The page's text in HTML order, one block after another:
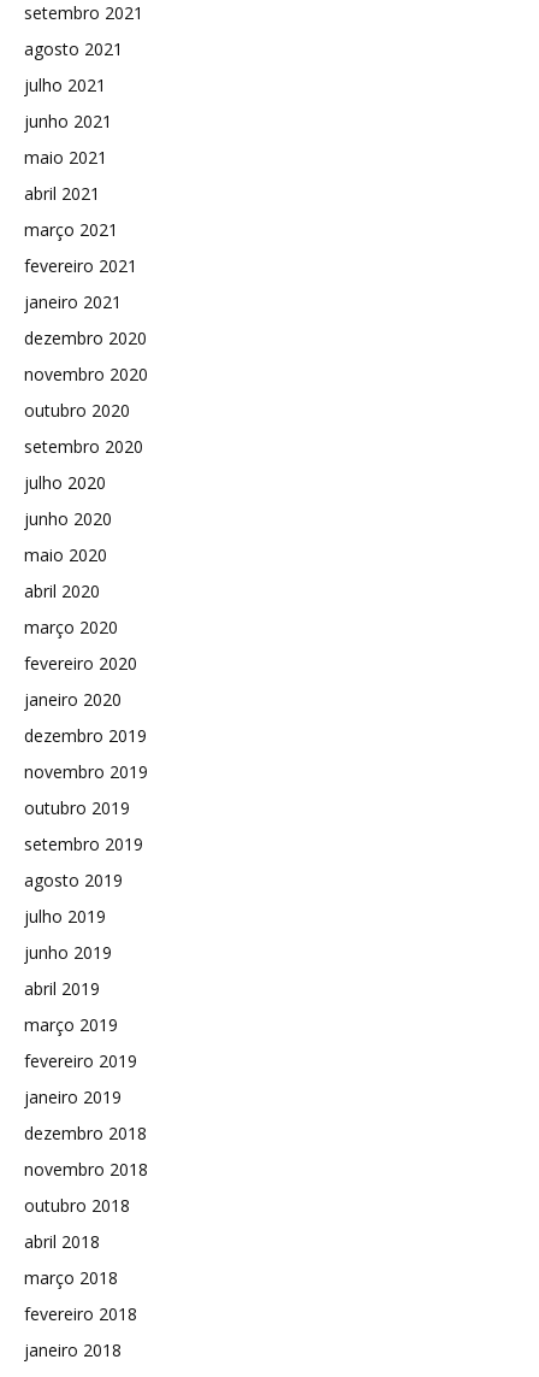
setembro 2021
agosto 2021
julho 2021
junho 2021
maio 2021
abril 2021
março 2021
fevereiro 2021
janeiro 2021
dezembro 2020
novembro 2020
outubro 2020
setembro 2020
julho 2020
junho 2020
maio 2020
abril 2020
março 2020
fevereiro 2020
janeiro 2020
dezembro 2019
novembro 2019
outubro 2019
setembro 2019
agosto 2019
julho 2019
junho 2019
abril 2019
março 2019
fevereiro 2019
janeiro 2019
dezembro 2018
novembro 2018
outubro 2018
abril 2018
março 2018
fevereiro 2018
janeiro 2018